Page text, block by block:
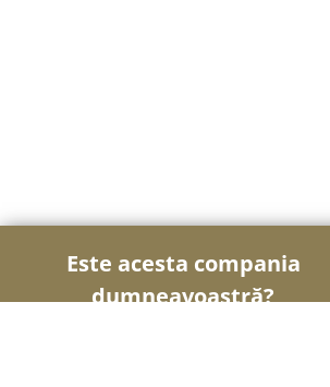
Este acesta compania
dumneavoastră?